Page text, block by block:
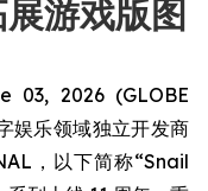
游戏版图
2026 (GLOBE
娱乐领域独立开发商
，以下简称“Snail